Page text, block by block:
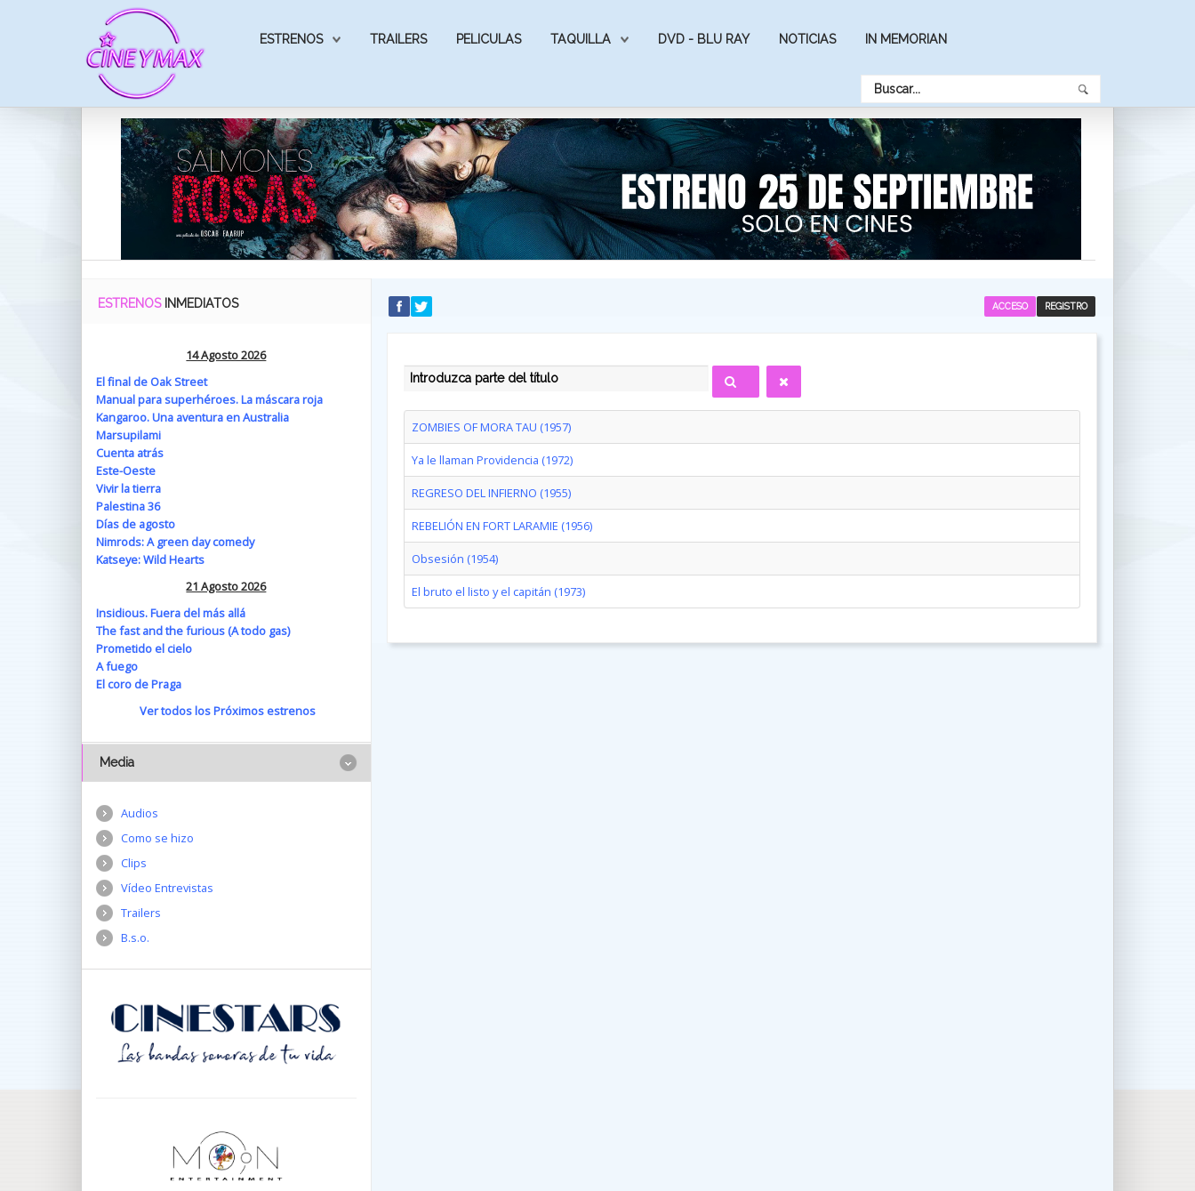
ESTRENOS TRAILERS PELICULAS TAQUILLA DVD - BLU RAY NOTICIAS IN MEMORIAN
REGISTRO
ACCESO
INTRODUZCA PARTE DEL TÍTULO
ZOMBIES OF MORA TAU (1957)
Ya le llaman Providencia (1972)
REGRESO DEL INFIERNO (1955)
REBELIÓN EN FORT LARAMIE (1956)
Obsesión (1954)
El bruto el listo y el capitán (1973)
ESTRENOS INMEDIATOS
14 Agosto 2026
El final de Oak Street
Manual para superhéroes. La máscara roja
Kangaroo. Una aventura en Australia
Marsupilami
Cuenta atrás
Este-Oeste
Vivir la tierra
Palestina 36
Días de agosto
Nimrods: A green day comedy
Katseye: Wild Hearts
21 Agosto 2026
Insidious. Fuera del más allá
The fast and the furious (A todo gas)
Prometido el cielo
A fuego
El coro de Praga
Ver todos los Próximos estrenos
Media
Audios
Como se hizo
Clips
Vídeo Entrevistas
Trailers
B.s.o.